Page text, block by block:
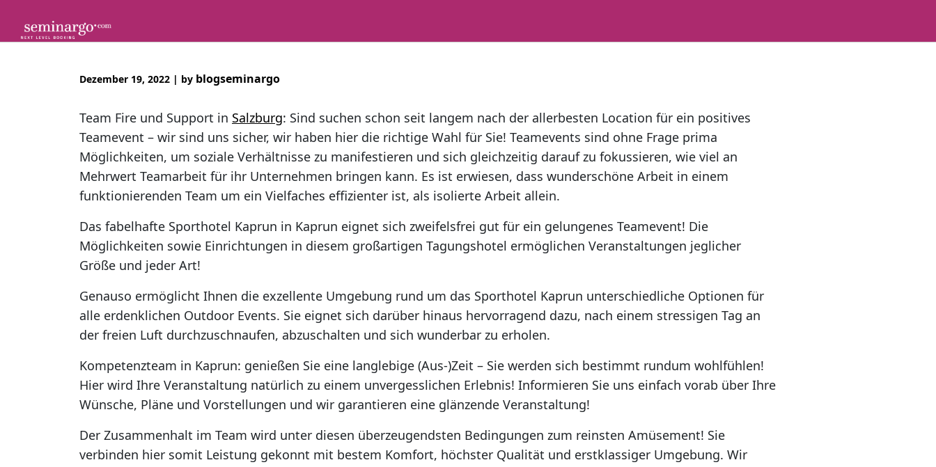
content
Dezember 19, 2022 | by blogseminargo
Team Fire und Support in Salzburg: Sind suchen schon seit langem nach der allerbesten Location für ein positives
Teamevent – wir sind uns sicher, wir haben hier die richtige Wahl für Sie! Teamevents sind ohne Frage prima
Möglichkeiten, um soziale Verhältnisse zu manifestieren und sich gleichzeitig darauf zu fokussieren, wie viel an
Mehrwert Teamarbeit für ihr Unternehmen bringen kann. Es ist erwiesen, dass wunderschöne Arbeit in einem
funktionierenden Team um ein Vielfaches effizienter ist, als isolierte Arbeit allein.
Das fabelhafte Sporthotel Kaprun in Kaprun eignet sich zweifelsfrei gut für ein gelungenes Teamevent! Die
Möglichkeiten sowie Einrichtungen in diesem großartigen Tagungshotel ermöglichen Veranstaltungen jeglicher
Größe und jeder Art!
Genauso ermöglicht Ihnen die exzellente Umgebung rund um das Sporthotel Kaprun unterschiedliche Optionen für
alle erdenklichen Outdoor Events. Sie eignet sich darüber hinaus hervorragend dazu, nach einem stressigen Tag an
der freien Luft durchzuschnaufen, abzuschalten und sich wunderbar zu erholen.
Kompetenzteam in Kaprun: genießen Sie eine langlebige (Aus-)Zeit – Sie werden sich bestimmt rundum wohlfühlen!
Hier wird Ihre Veranstaltung natürlich zu einem unvergesslichen Erlebnis! Informieren Sie uns einfach vorab über Ihre
Wünsche, Pläne und Vorstellungen und wir garantieren eine glänzende Veranstaltung!
Der Zusammenhalt im Team wird unter diesen überzeugendsten Bedingungen zum reinsten Amüsement! Sie
verbinden hier somit Leistung gekonnt mit bestem Komfort, höchster Qualität und erstklassiger Umgebung. Wir